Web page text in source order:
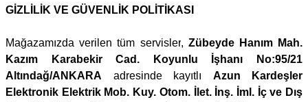
GİZLİLİK VE GÜVENLİK POLİTİKASI
Mağazamızda verilen tüm servisler, Zübeyde Hanım Mah.
Kazım Karabekir Cad. Koyunlu İşhanı No:95/21
Altındağ/ANKARA
adresinde kayıtlı Azun Kardeşler
Elektronik Elektrik Mob. Kuy. Otom. İlet. İnş. İml. İç ve Dış